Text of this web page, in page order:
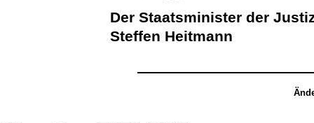
Der Staatsminister der
Steffen Heitmann